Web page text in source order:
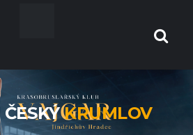
ČESKÝKRUMLOV